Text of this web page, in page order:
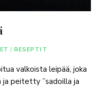
/ RESEPTIT
valkoista leipää, joka
peitetty ”sadoilla ja